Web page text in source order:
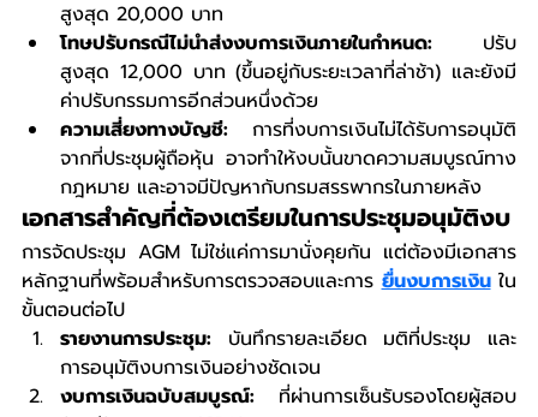
สูงสุด 20,000 บาท
โทษปรับกรณีไม่นำส่งงบการเงินภายในกำหนด: ปรับ
สูงสุด 12,000 บาท (ขึ้นอยู่กับระยะเวลาที่ล่าช้า) และยังมี
ค่าปรับกรรมการอีกส่วนหนึ่งด้วย
ความเสี่ยงทางบัญชี: การที่งบการเงินไม่ได้รับการอนุมัติ
จากที่ประชุมผู้ถือหุ้น อาจทำให้งบนั้นขาดความสมบูรณ์ทาง
กฎหมาย และอาจมีปัญหากับกรมสรรพากรในภายหลัง
เอกสารสำคัญที่ต้องเตรียมในการประชุมอนุมัติงบ
การจัดประชุม AGM ไม่ใช่แค่การมานั่งคุยกัน แต่ต้องมีเอกสาร
หลักฐานที่พร้อมสำหรับการตรวจสอบและการ ยื่นงบการเงิน ใน
ขั้นตอนต่อไป
รายงานการประชุม: บันทึกรายละเอียด มติที่ประชุม และ
การอนุมัติงบการเงินอย่างชัดเจน
งบการเงินฉบับสมบูรณ์: ที่ผ่านการเซ็นรับรองโดยผู้สอบ